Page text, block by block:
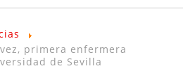
primera enfermera
de Sevilla